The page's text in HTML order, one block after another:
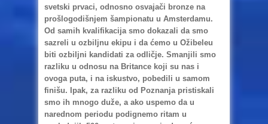
svetski prvaci, odnosno osvajači bronze na
prošlogodišnjem šampionatu u Amsterdamu.
Od samih kvalifikacija smo dokazali da smo
sazreli u ozbiljnu ekipu i da ćemo u Ožibeleu
biti ozbiljni kandidati za odličje. Smanjili smo
razliku u odnosu na Britance koji su nas i
ovoga puta, i na iskustvo, pobedili u samom
finišu. Ipak, za razliku od Poznanja pristiskali
smo ih mnogo duže, a ako uspemo da u
narednom periodu podignemo ritam u